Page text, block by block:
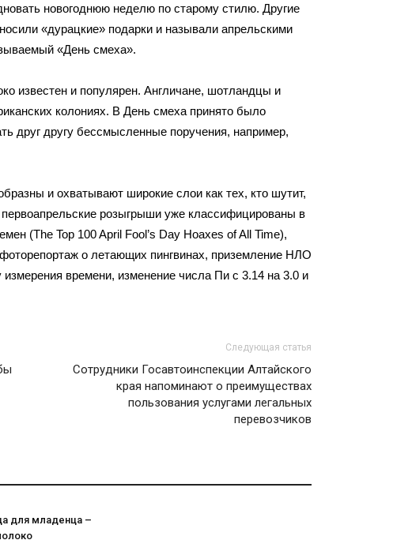
новогоднюю неделю по старому стилю. Другие
«дурацкие» подарки и называли апрельскими
«День смеха».
известен и популярен. Англичане, шотландцы и
колониях. В День смеха принято было
друг другу бессмысленные поручения, например,
и охватывают широкие слои как тех, кто шутит,
розыгрыши уже классифицированы в
(The Top 100 April Fool’s Day Hoaxes of All Time),
о летающих пингвинах, приземление НЛО
времени, изменение числа Пи с 3.14 на 3.0 и
Следующая статья
Сотрудники Госавтоинспекции Алтайского
края напоминают о преимуществах
пользования услугами легальных
перевозчиков
для младенца –